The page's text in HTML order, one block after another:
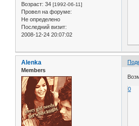
Возраст: 34 [1992-06-11]
Провел на форуме:
Не определено
Последний визит:
2008-12-24 20:07:02
Alenka
Members
0